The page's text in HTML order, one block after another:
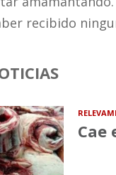
recibido
Cae